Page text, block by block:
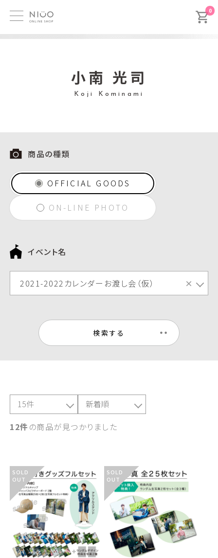
0
小南 光司
Koji Kominami
商品の種類
OFFICIAL GOODS
ON-LINE PHOTO
イベント名
×
2021-2022カレンダーお渡し会（仮）
検索する
12件 の商品が見つかりました
SOLD
OUT
SOLD
OUT